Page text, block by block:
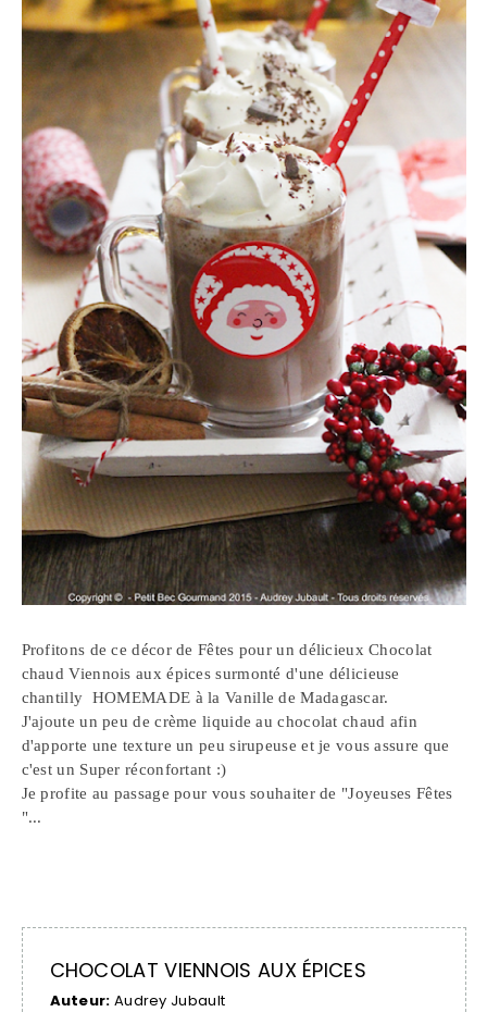
Profitons de ce décor de Fêtes pour un délicieux Chocolat
chaud Viennois aux épices surmonté d'une délicieuse
chantilly HOMEMADE à la Vanille de Madagascar.
J'ajoute un peu de crème liquide au chocolat chaud afin
d'apporte une texture un peu sirupeuse et je vous assure que
c'est un Super réconfortant :)
Je profite au passage pour vous souhaiter de "Joyeuses Fêtes
"...
CHOCOLAT VIENNOIS AUX ÉPICES
Auteur: Audrey Jubault